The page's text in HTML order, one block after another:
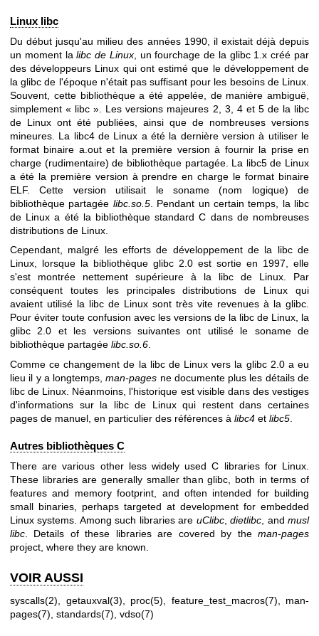
Linux libc
Du début jusqu'au milieu des années 1990, il existait déjà depuis
un moment lalibc de Linux, un fourchage de la glibc 1.x créé par
des développeurs Linux qui ont estimé que le développement de
la glibc de l'époque n'était pas suffisant pour les besoins de Linux.
Souvent, cette bibliothèque a été appelée, de manière ambiguë,
simplement « libc ». Les versions majeures 2, 3, 4 et 5 de la libc
de Linux ont été publiées, ainsi que de nombreuses versions
mineures. La libc4 de Linux a été la dernière version à utiliser le
format binaire a.out et la première version à fournir la prise en
charge (rudimentaire) de bibliothèque partagée. La libc5 de Linux
a été la première version à prendre en charge le format binaire
ELF. Cette version utilisait le soname (nom logique) de
bibliothèque partagée libc.so.5. Pendant un certain temps, la libc
de Linux a été la bibliothèque standard C dans de nombreuses
distributions de Linux.
Cependant, malgré les efforts de développement de la libc de
Linux, lorsque la bibliothèque glibc 2.0 est sortie en 1997, elle
s'est montrée nettement supérieure à la libc de Linux. Par
conséquent toutes les principales distributions de Linux qui
avaient utilisé la libc de Linux sont très vite revenues à la glibc.
Pour éviter toute confusion avec les versions de la libc de Linux, la
glibc 2.0 et les versions suivantes ont utilisé le soname de
bibliothèque partagée libc.so.6
Comme ce changement de la libc de Linux vers la glibc 2.0 a eu
lieu il y a longtemps,man-pages ne documente plus les détails de
libc de Linux. Néanmoins, l'historique est visible dans des vestiges
d'informations sur la libc de Linux qui restent dans certaines
pages de manuel, en particulier des références à libc4 et libc5
Autres bibliothèques C
There are various other less widely used C libraries for Linux.
These libraries are generally smaller than glibc, both in terms of
features and memory footprint, and often intended for building
small binaries, perhaps targeted at development for embedded
Linux systems. Among such libraries are uClibc,dietlibc, andmusl
libc. Details of these libraries are covered by the man-pages
project, where they are known.
VOIR AUSSI
syscalls(2) getauxval(3) proc(5) feature_test_macros(7)
man-
pages(7) standards(7) vdso(7)